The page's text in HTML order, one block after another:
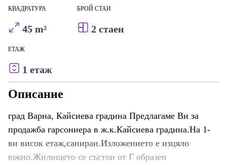
КВАДРАТУРА
45 m²
БРОЙ СТАИ
2 стаен
ЕТАЖ
1 етаж
Описание
град Варна, Кайсиева градина Предлагаме Ви за
продажба гарсониера в ж.к.Кайсиева градина.На 1-
ви висок етаж,саниран.Изложението е изцяло
южно.Жилището се състои от Г образен